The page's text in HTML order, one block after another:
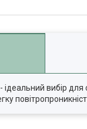
ідеальний вибір